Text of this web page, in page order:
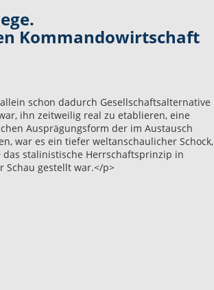
Kommandowirtschaft
schon dadurch Gesellschaftsalternative
ihn zeitweilig real zu etablieren, eine
Ausprägungsform der im Austausch
war es ein tiefer weltanschaulicher Schock,
stalinistische Herrschaftsprinzip in
gestellt war.</p>